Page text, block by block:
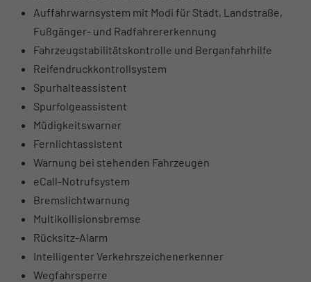
Auffahrwarnsystem mit Modi für Stadt, Landstraße,
Fußgänger- und Radfahrererkennung
Fahrzeugstabilitätskontrolle und Berganfahrhilfe
Reifendruckkontrollsystem
Spurhalteassistent
Spurfolgeassistent
Müdigkeitswarner
Fernlichtassistent
Warnung bei stehenden Fahrzeugen
eCall-Notrufsystem
Bremslichtwarnung
Multikollisionsbremse
Rücksitz-Alarm
Intelligenter Verkehrszeichenerkenner
Wegfahrsperre